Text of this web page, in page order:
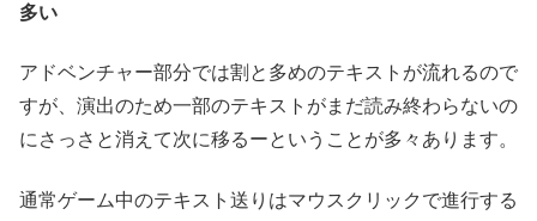
多い
アドベンチャー部分では割と多めのテキストが流れるので
すが、演出のため一部のテキストがまだ読み終わらないの
にさっさと消えて次に移るーということが多々あります。
通常ゲーム中のテキスト送りはマウスクリックで進行する